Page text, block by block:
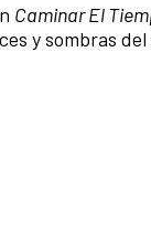
Caminar El
y sombras